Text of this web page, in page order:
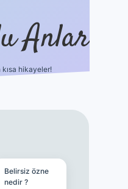
Anlar
hikayeler!
Belirsiz özne
nedir ?
betexper güncel